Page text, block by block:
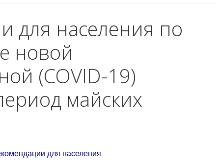
для населения по
новой
(COVID-19)
майских
для населения